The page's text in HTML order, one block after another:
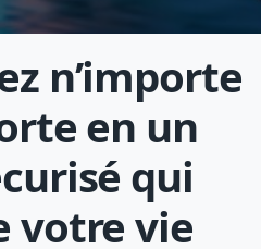
n’importe
en un
qui
votre vie